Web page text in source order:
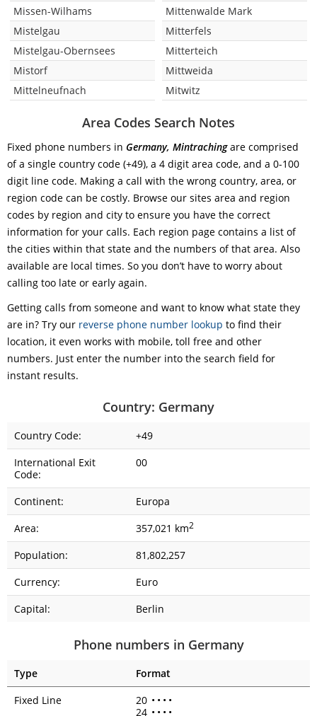
Missen-Wilhams
Mistelgau
Mistelgau-Obernsees
Mistorf
Mittelneufnach
Mittenwalde Mark
Mitterfels
Mitterteich
Mittweida
Mitwitz
Area Codes Search Notes
Fixed phone numbers in Germany, Mintrachingare comprised
of a single country code (+49), a 4 digit area code, and a 0-100
digit line code. Making a call with the wrong country, area, or
region code can be costly. Browse our sites area and region
codes by region and city to ensure you have the correct
information for your calls. Each region page contains a list of
the cities within that state and the numbers of that area. Also
available are local times. So you don’t have to worry about
calling too late or early again.
Getting calls from someone and want to know what state they
are in? Try our reverse phone number lookup to find their
location, it even works with mobile, toll free and other
numbers. Just enter the number into the search field for
instant results.
Country: Germany
Country Code:
+49
International Exit
Code:
00
Continent:
Europa
Area:
357,021 km2
Population:
81,802,257
Currency:
Euro
Capital:
Berlin
Phone numbers in Germany
Type
Format
Fixed Line
20 • • • •
24 • • • •